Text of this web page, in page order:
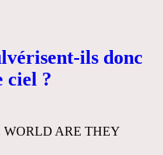
ils donc
ciel ?
WORLD ARE THEY